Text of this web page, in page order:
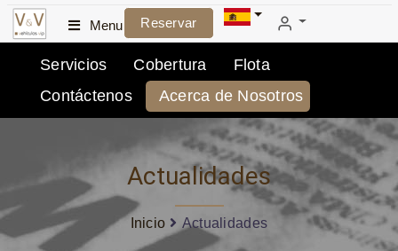
Menu Reservar
Servicios Cobertura
Flota
Contáctenos
Acerca de Nosotros
Actualidades
Inicio Actualidades